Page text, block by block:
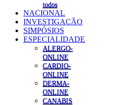
todos
NACIONAL
INVESTIGAÇÃO
SIMPÓSIOS
ESPECIALIDADE
ALERGO-
ONLINE
CARDIO-
ONLINE
DERMA-
ONLINE
CANABIS